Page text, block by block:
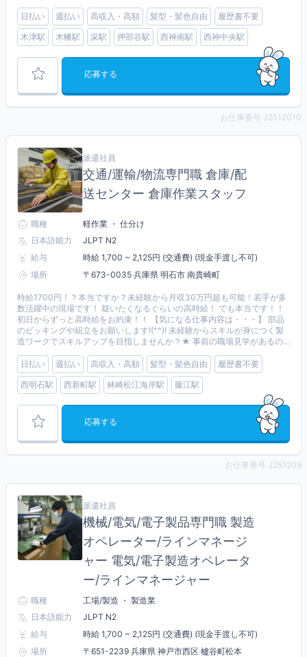
日払い 週払い 高収入・高額 髪型・髪色自由
履歴書不要
木津駅
木幡駅 栄駅 押部谷駅 西神南駅 西神中央駅
応募する
お仕事番号 J2512010
派遣社員
交通/運輸/物流専門職 倉庫/配
送センター 倉庫作業スタッフ
職種
軽作業 ・ 仕分け
日本語能力
JLPT N2
給与
時給 1,700 ~ 2,125円 (交通費) (現金手渡し不可)
場所
〒673-0035 兵庫県 明石市 南貴崎町
時給1700円！？本当ですか？未経験から月収30万円超も可能！若手が多
数活躍中の現場です！ 疑いたくなるぐらいの高時給！ でも本当です！！
初日からずっと高時給をお約束！！ 【気になる仕事内容は・・・】 部品
のピッキングや組立をお願いします!(^^)! 未経験からスキルが身につく製
造ワークでスキルアップを目指しませんか？★ 事前の職場見学があるの...
日払い 週払い 高収入・高額 髪型・髪色自由
履歴書不要
西明石駅
西新町駅 林崎松江海岸駅 藤江駅
応募する
お仕事番号 J251209
派遣社員
機械/電気/電子製品専門職 製造
オペレーター/ラインマネージ
ャー 電気/電子製造オペレータ
ー/ラインマネージャー
職種
工場/製造 ・ 製造業
日本語能力
JLPT N2
給与
時給 1,700 ~ 2,125円 (交通費) (現金手渡し不可)
場所
〒651-2239 兵庫県 神戸市西区 櫨谷町松本